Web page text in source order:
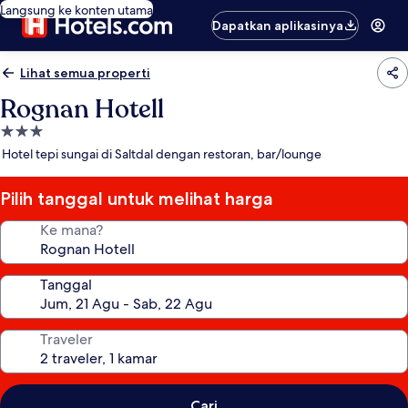
Langsung ke konten utama
Dapatkan aplikasinya
Lihat semua properti
Rognan Hotell
Properti
bintang
Hotel tepi sungai di Saltdal dengan restoran, bar/lounge
Pilih tanggal untuk melihat harga
Ke mana?
Tanggal
Traveler